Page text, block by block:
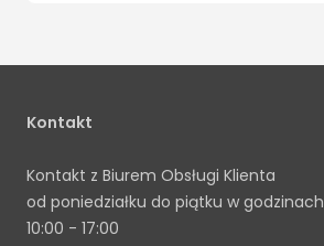
Kontakt
Kontakt z Biurem Obsługi Klienta
od poniedziałku do piątku w godzinach
10:00 - 17:00